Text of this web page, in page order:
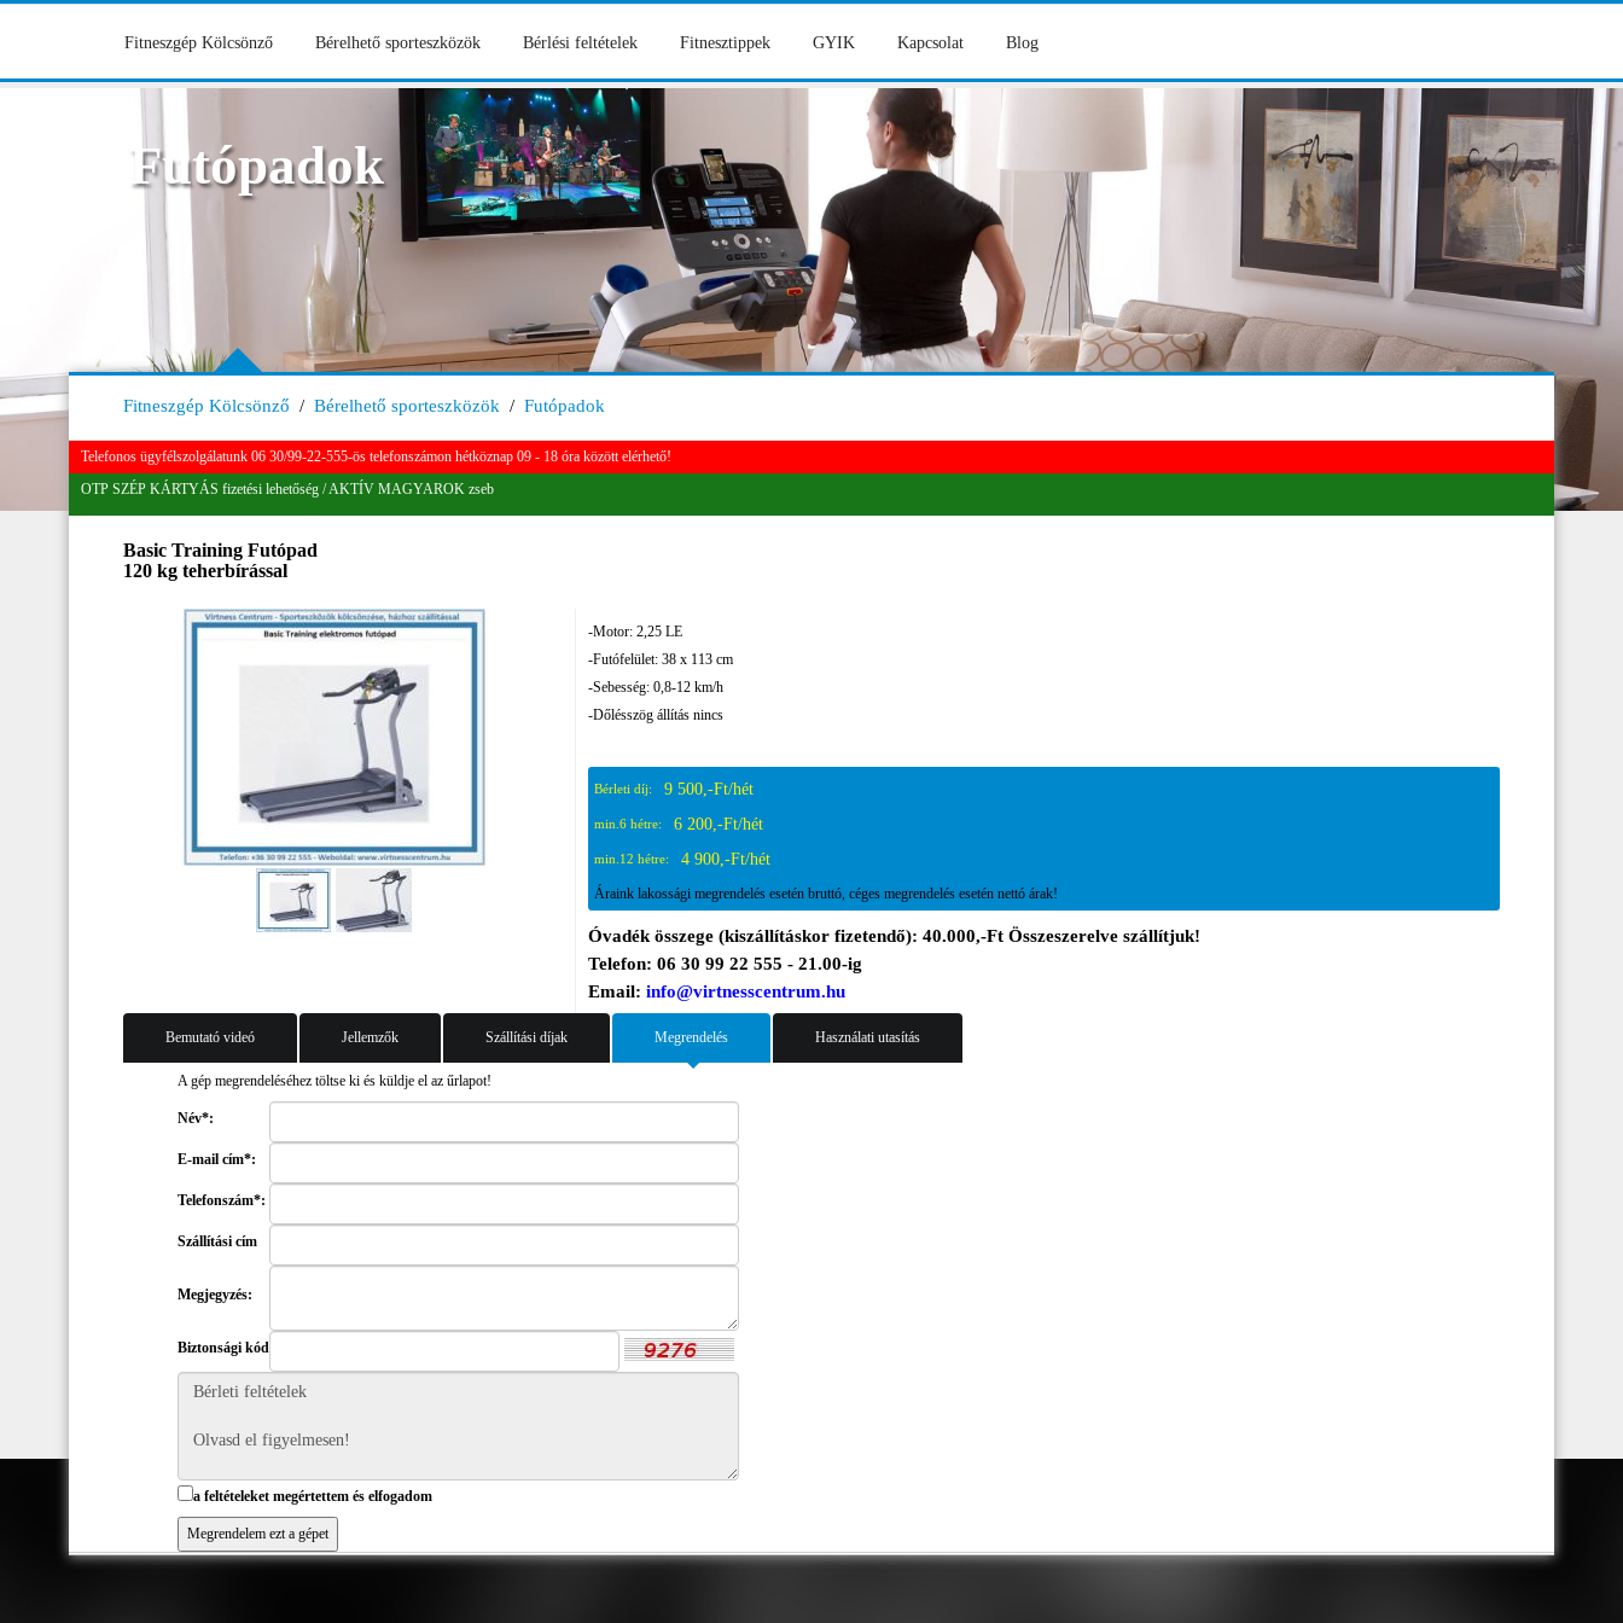
Fitneszgép Kölcsönző Bérelhető sporteszközök Bérlési feltételek Fitnesztippek GYIK Kapcsolat Blog
Futópadok
Fitneszgép Kölcsönző / Bérelhető sporteszközök / Futópadok
Telefonos ügyfélszolgálatunk 06 30/99-22-555-ös telefonszámon hétköznap 09 - 18 óra között elérhető!
OTP SZÉP KÁRTYÁS fizetési lehetőség / AKTÍV MAGYAROK zseb
Basic Training Futópad
120 kg teherbírással
-Motor: 2,25 LE
-Futófelület: 38 x 113 cm
-Sebesség: 0,8-12 km/h
-Dőlésszög állítás nincs
Bérleti díj: 9 500,-Ft/hét
min.6 hétre: 6 200,-Ft/hét
min.12 hétre: 4 900,-Ft/hét
Áraink lakossági megrendelés esetén bruttó, céges megrendelés esetén nettó árak!
Óvadék összege (kiszállításkor fizetendő): 40.000,-Ft Összeszerelve szállítjuk!
Telefon: 06 30 99 22 555 - 21.00-ig
Email: info@virtnesscentrum.hu
Bemutató videó Jellemzők Szállítási díjak Megrendelés Használati utasítás
A gép megrendeléséhez töltse ki és küldje el az űrlapot!
Név*:
E-mail cím*:
Telefonszám*:
Szállítási cím
Megjegyzés:
Biztonsági kód
a feltételeket megértettem és elfogadom